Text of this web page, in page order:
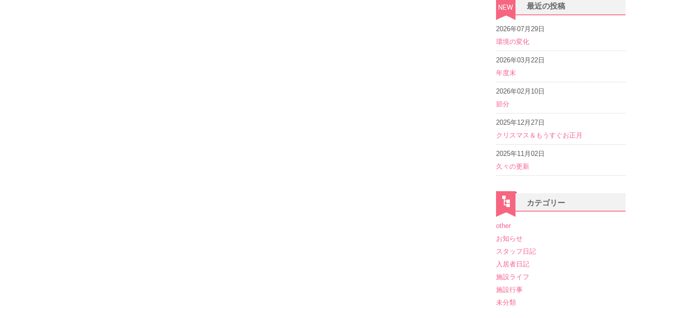
最近の投稿
2026年07月29日
環境の変化
2026年03月22日
年度末
2026年02月10日
節分
2025年12月27日
クリスマス＆もうすぐお正月
2025年11月02日
久々の更新
カテゴリー
other
お知らせ
スタッフ日記
入居者日記
施設ライフ
施設行事
未分類